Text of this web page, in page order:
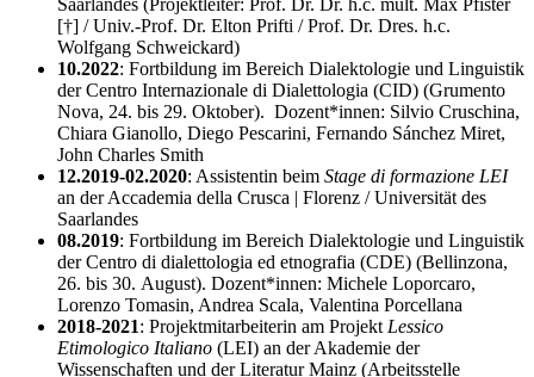
Saarlandes (Projektleiter: Prof. Dr. Dr. h.c. mult. Max Pfister
[†] / Univ.-Prof. Dr. Elton Prifti / Prof. Dr. Dres. h.c.
Wolfgang Schweickard)
10.2022: Fortbildung im Bereich Dialektologie und Linguistik
der Centro Internazionale di Dialettologia (CID) (Grumento
Nova, 24. bis 29. Oktober). Dozent*innen: Silvio Cruschina,
Chiara Gianollo, Diego Pescarini, Fernando Sánchez Miret,
John Charles Smith
12.2019-02.2020: Assistentin beim Stage di formazione LEI
an der Accademia della Crusca | Florenz / Universität des
Saarlandes
08.2019: Fortbildung im Bereich Dialektologie und Linguistik
der Centro di dialettologia ed etnografia (CDE) (Bellinzona,
26. bis 30. August). Dozent*innen: Michele Loporcaro,
Lorenzo Tomasin, Andrea Scala, Valentina Porcellana
2018-2021: Projektmitarbeiterin am Projekt Lessico
Etimologico Italiano (LEI) an der Akademie der
Wissenschaften und der Literatur Mainz (Arbeitsstelle